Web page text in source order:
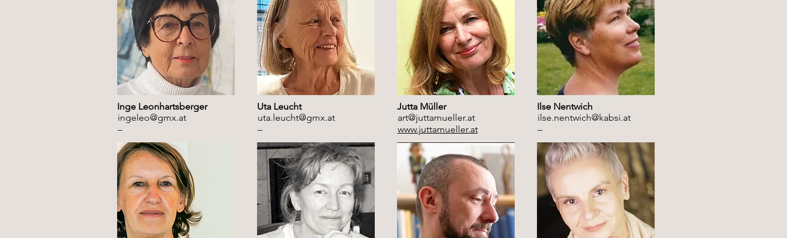
Inge Leonhartsberger
ingeleo@gmx.at
–
Uta Leucht
uta.leucht@gmx.at
–
Jutta Müller
art@juttamueller.at
www.juttamueller.at
Ilse Nentwich
ilse.nentwich@kabsi.at
–